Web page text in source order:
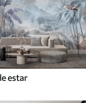
estar